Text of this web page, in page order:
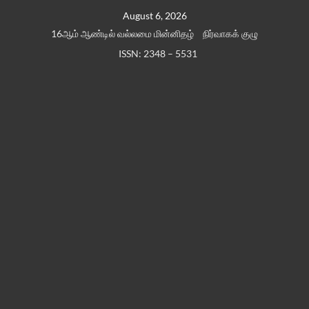
August 6, 2026
16ஆம் ஆண்டில் வல்லமை மின்னிதழ்
நிர்வாகக் குழு
ISSN: 2348 – 5531